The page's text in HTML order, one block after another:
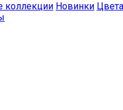
коллекции Новинки Цвета